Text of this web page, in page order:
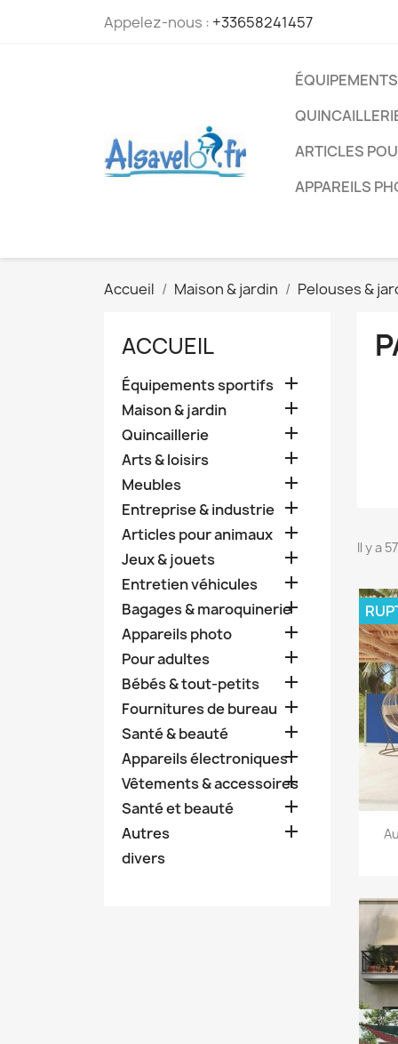
Appelez-nous : +33658241457
ARTICLES
APPAREILS
Accueil Maison & jardin Pelouses &
ACCUEIL
Équipements sportifs 
Maison & jardin 
Quincaillerie 
Arts & loisirs 
Meubles 
Entreprise & industrie 
Articles pour animaux 
Jeux & jouets 
Entretien véhicules 
Bagages & maroquinerie

Appareils photo 
Pour adultes 
Bébés & tout-petits 
Fournitures de bureau 
Santé & beauté 
Appareils électroniques
Vêtements & accessoires

Santé et beauté 
Autres 
divers
Il y a